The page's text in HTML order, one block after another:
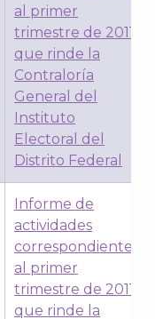
al primer
trimestre de 2011
que rinde la
Contraloría
General del
Instituto
Electoral del
Distrito Federal
Informe de
actividades
correspondiente
al primer
trimestre de 2011
que rinde la